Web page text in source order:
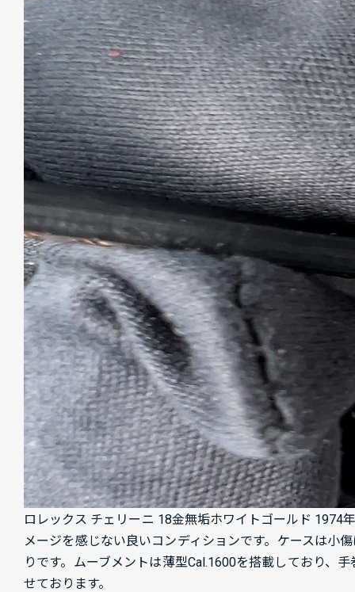
ロレックス チェリーニ 18金無垢ホワイトゴールド 1974
メージを感じない良いコンディションです。ケースは小
りです。ムーブメントは薄型Cal.1600を搭載しており、
せております。